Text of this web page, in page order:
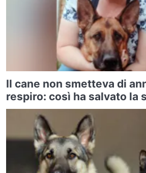
Il cane non smetteva di
respiro: così ha salvato la